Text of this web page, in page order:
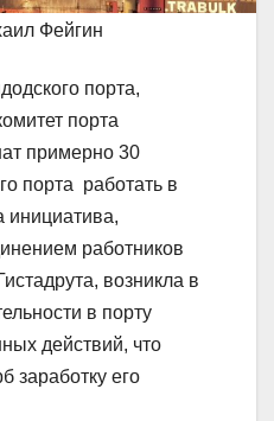
Фейгин
порта,
порта
примерно 30
порта работать в
инициатива,
работников
возникла в
в порту
действий, что
заработку его